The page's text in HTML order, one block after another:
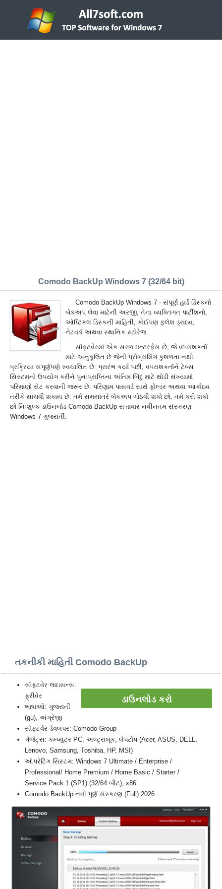
Comodo BackUp Windows 7 (32/64 bit)
Comodo BackUp Windows 7 - સંપૂર્ણ હાર્ડ ડિસ્કનો
બેકઅપ લેવા માટેની અરજી, તેના વ્યક્તિગત પાર્ટીશનો,
ઓપ્ટિકલ ડિસ્કની માહિતી, કોઈપણ ફ્લેશ ડ્રાઇવ,
નેટવર્ક અથવા સ્થાનિક સ્ટોરેજ.
સૉફ્ટવેરમાં એક સરળ ઇન્ટરફેસ છે, જે વપરાશકર્તા
માટે અનુકૂલિત છે જેની પ્રોગ્રામિંગ કુશળતા નથી.
પ્રક્રિયા સંપૂર્ણપણે સ્વચાલિત છે: પ્રારંભ કર્યા પછી, વપરાશકર્તાને ટેબ્સ
સિસ્ટમનો ઉપયોગ કરીને પુનઃપ્રાપ્તિના અંતિમ બિંદુ માટે થોડી સંખ્યામાં
પરિમાણો સેટ કરવાની જરૂર છે. પરિણામ પાસવર્ડ સાથે ફોલ્ડર અથવા આર્કાઇવ
તરીકે સાચવી શકાય છે. તમે સમયાંતરે બેકઅપ ગોઠવી શકો છો. તમે કરી શકો
છો નિઃશુલ્ક ડાઉનલોડ Comodo BackUp સત્તાવાર નવીનતમ સંસ્કરણ
Windows 7 ગુજરાતીં.
તકનીકી માહિતી Comodo BackUp
ડાઉનલોડ કરો
સૉફ્ટવેર લાઇસન્સ:
ફ્રીવેર
ભાષાઓ: ગુજરાતીં
(gu), અંગ્રેજી
સૉફ્ટવેર ડેવલપર: Comodo Group
ગેજેટ્સ: કમ્પ્યુટર PC, અલ્ટ્રાબૂક, લેપટોપ (Acer, ASUS, DELL,
Lenovo, Samsung, Toshiba, HP, MSI)
ઑપરેટિંગ સિસ્ટમ: Windows 7 Ultimate / Enterprise /
Professional/ Home Premium / Home Basic / Starter /
Service Pack 1 (SP1) (32/64 બીટ), x86
Comodo BackUp નવી પૂર્ણ સંસ્કરણ (Full) 2026